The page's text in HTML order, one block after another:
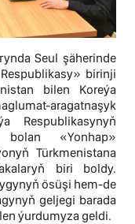
Seul şäherinde
birinji
bilen Koreýa
aragatnaşyk
Respublikasynyň
«Yonhap»
Türkmenistana
biri boldy.
ösüşi hem-de
geljegi barada
ýurdumyza geldi.